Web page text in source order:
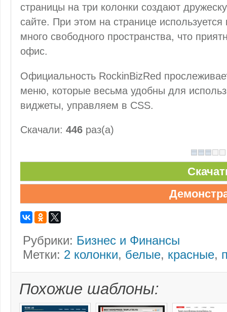
страницы на три колонки создают
сайте. При этом на странице
много свободного пространства, что
офис.
Официальность RockinBizRed
меню, которые весьма удобны для
виджеты, управляем в CSS.
Скачали: 446 раз(а)
Рубрики: Бизнес и Финансы
Метки: 2 колонки, белые, красные,
Похожие шаблоны: